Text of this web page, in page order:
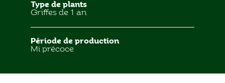
Type de plants
Griffes de 1 an
Période de production
Mi précoce